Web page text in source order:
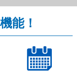
能！